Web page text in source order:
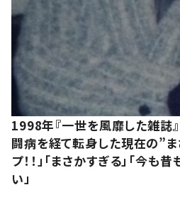
1998年『一世を風靡した雑誌
闘病を経て転身した現在の”
プ！！」「まさかすぎる」「今も
い」